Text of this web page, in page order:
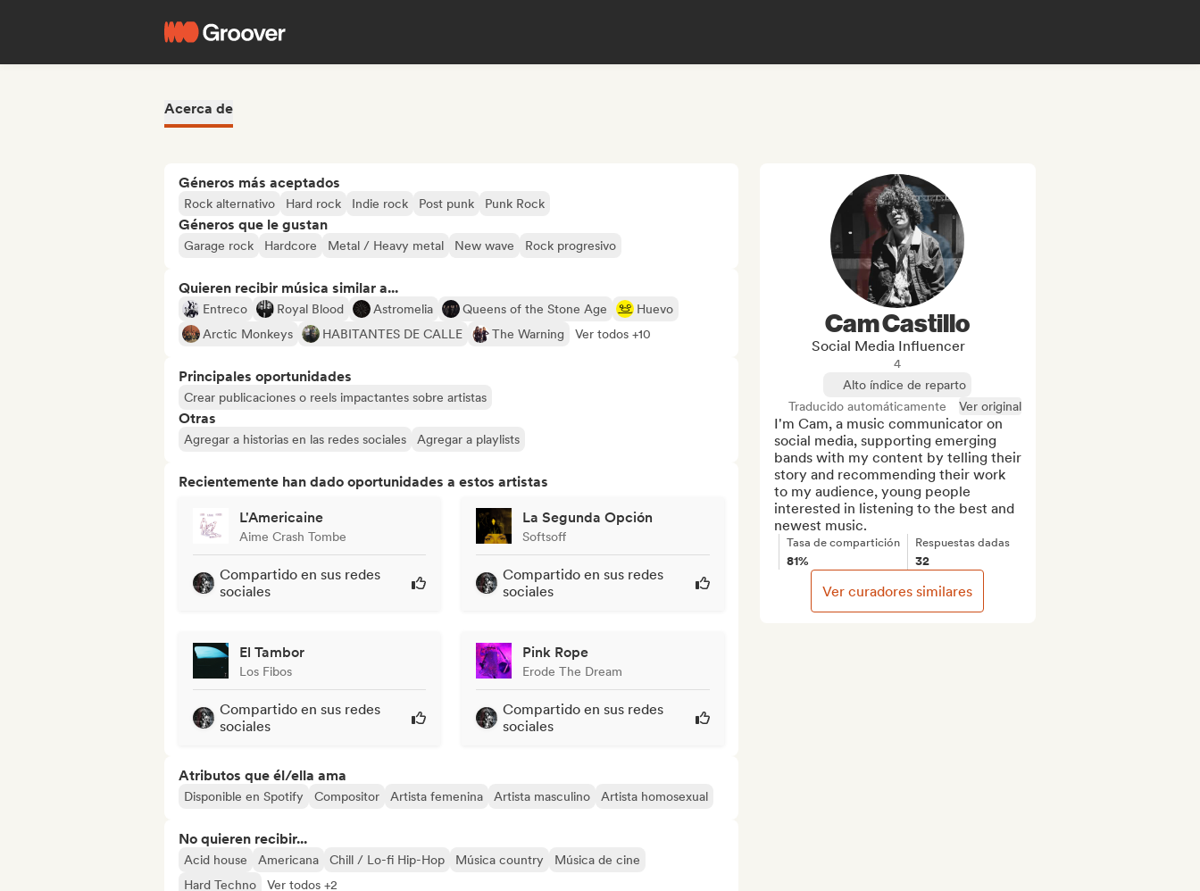
Acerca de
Géneros más aceptados
Rock alternativo Hard rock Indie rock Post punk Punk Rock
Géneros que le gustan
Garage rock Hardcore Metal / Heavy metal New wave Rock progresivo
Quieren recibir música similar a...
Entreco Royal Blood Astromelia Queens of the Stone Age
Huevo
Arctic Monkeys
HABITANTES DE CALLE The Warning Ver todos +10
Principales oportunidades
Crear publicaciones o reels impactantes sobre artistas
Otras
Agregar a historias en las redes sociales Agregar a playlists
Recientemente han dado oportunidades a estos artistas
L'Americaine
Aime Crash Tombe
Compartido en sus redes
sociales
La Segunda Opción
Softsoff
Compartido en sus redes
sociales
El Tambor
Los Fibos
Compartido en sus redes
sociales
Pink Rope
Erode The Dream
Compartido en sus redes
sociales
Atributos que él/ella ama
Disponible en Spotify Compositor Artista femenina Artista masculino Artista homosexual
No quieren recibir...
Acid house Americana Chill / Lo-fi Hip-Hop Música country
Música de cine
Hard Techno
Ver todos +2
Cam Castillo
Social Media Influencer
4
Alto índice de reparto
Traducido automáticamente
Ver original
I'm Cam, a music communicator on
social media, supporting emerging
bands with my content by telling their
story and recommending their work
to my audience, young people
interested in listening to the best and
newest music.
Tasa de compartición
81%
Respuestas dadas
32
Ver curadores similares